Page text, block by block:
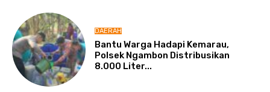
DAERAH
Bantu Warga Hadapi Kemarau,
Polsek Ngambon Distribusikan
8.000 Liter...